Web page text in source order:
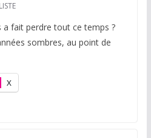
fait perdre tout ce temps ?
sombres, au point de
X